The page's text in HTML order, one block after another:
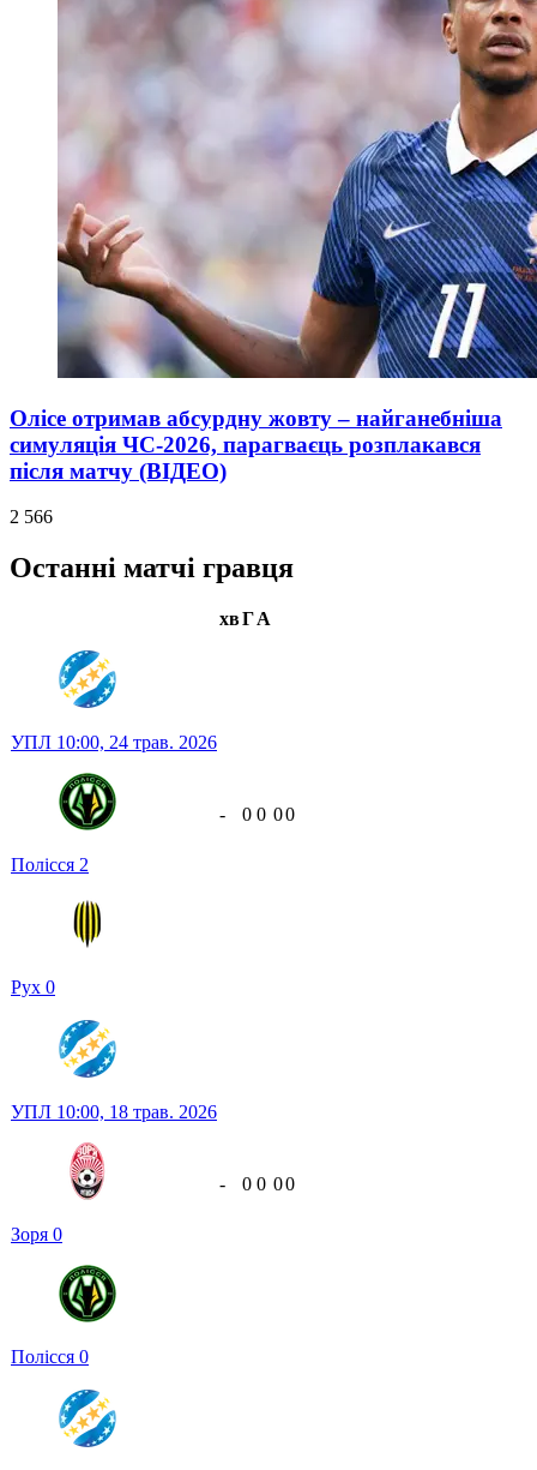
Олісе отримав абсурдну жовту – найганебніша
симуляція ЧС-2026, парагваєць розплакався
після матчу (ВІДЕО)
2 566
Останні матчі гравця
хвГА
УПЛ 10:00, 24 трав. 2026
Полісся 2
Рух 0
- 0 0 00
УПЛ 10:00, 18 трав. 2026
Зоря 0
Полісся 0
- 0 0 00